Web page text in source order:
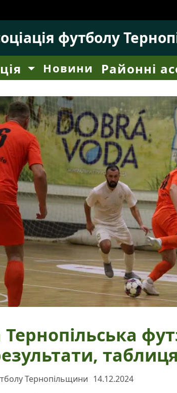
футболу
Новини Районні
Тернопільщини 14.12.2024